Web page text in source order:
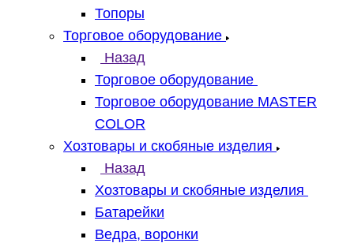
Топоры
Торговое оборудование
Назад
Торговое оборудование
Торговое оборудование MASTER
COLOR
Хозтовары и скобяные изделия
Назад
Хозтовары и скобяные изделия
Батарейки
Ведра, воронки